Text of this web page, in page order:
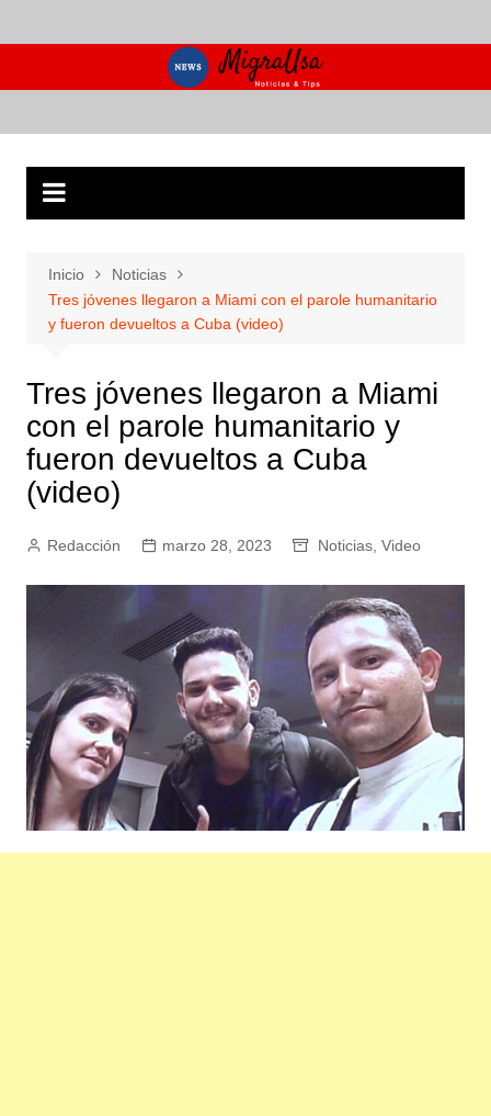
al
Inicio
Noticias
Tres jóvenes llegaron a Miami con el parole humanitario
y fueron devueltos a Cuba (video)
Tres jóvenes llegaron a Miami
con el parole humanitario y
fueron devueltos a Cuba
(video)
Redacción marzo 28, 2023 Noticias, Video